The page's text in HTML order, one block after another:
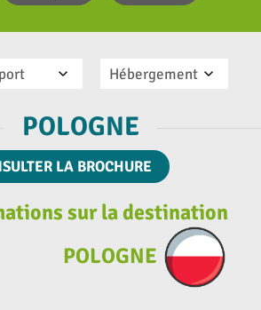
Hébergement
POLOGNE
LA BROCHURE
sur la destination
POLOGNE